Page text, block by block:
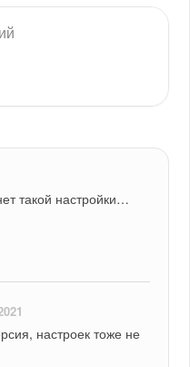
такой настройки…
настроек тоже не